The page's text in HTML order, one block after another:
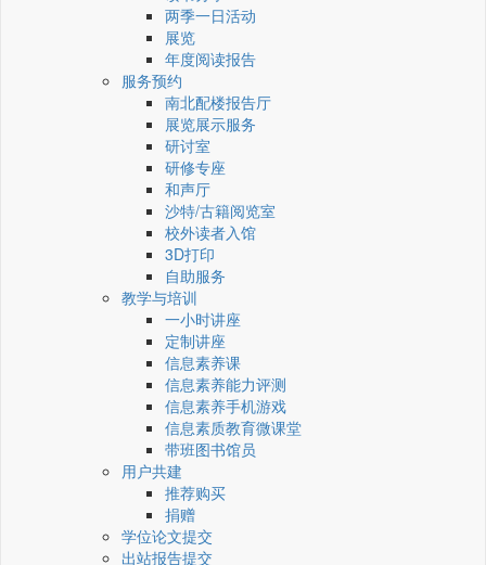
两季一日活动
展览
年度阅读报告
服务预约
南北配楼报告厅
展览展示服务
研讨室
研修专座
和声厅
沙特/古籍阅览室
校外读者入馆
3D打印
自助服务
教学与培训
一小时讲座
定制讲座
信息素养课
信息素养能力评测
信息素养手机游戏
信息素质教育微课堂
带班图书馆员
用户共建
推荐购买
捐赠
学位论文提交
出站报告提交